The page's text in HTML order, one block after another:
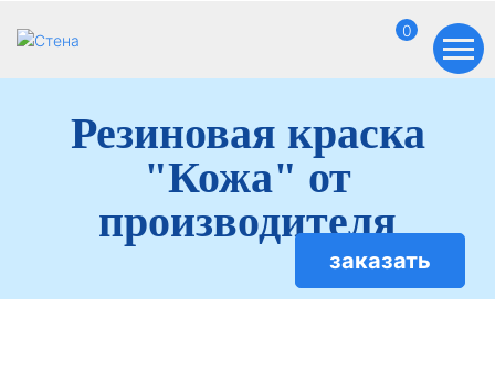
0
Резиновая краска
"Кожа" от
производителя
заказать